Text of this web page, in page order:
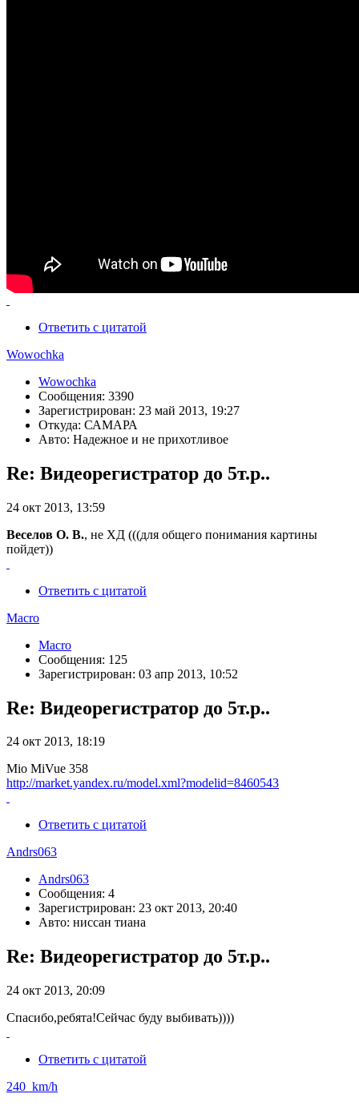
Ответить с цитатой
Wowochka
Wowochka
Сообщения: 3390
Зарегистрирован: 23 май 2013, 19:27
Откуда: САМАРА
Авто: Надежное и не прихотливое
Re: Видеорегистратор до 5т.р..
24 окт 2013, 13:59
Веселов О. В., не ХД (((для общего понимания картины
пойдет))
Ответить с цитатой
Macro
Macro
Сообщения: 125
Зарегистрирован: 03 апр 2013, 10:52
Re: Видеорегистратор до 5т.р..
24 окт 2013, 18:19
Mio MiVue 358
http://market.yandex.ru/model.xml?modelid=8460543
Ответить с цитатой
Andrs063
Andrs063
Сообщения: 4
Зарегистрирован: 23 окт 2013, 20:40
Авто: ниссан тиана
Re: Видеорегистратор до 5т.р..
24 окт 2013, 20:09
Спасибо,ребята!Сейчас буду выбивать))))
Ответить с цитатой
240_km/h